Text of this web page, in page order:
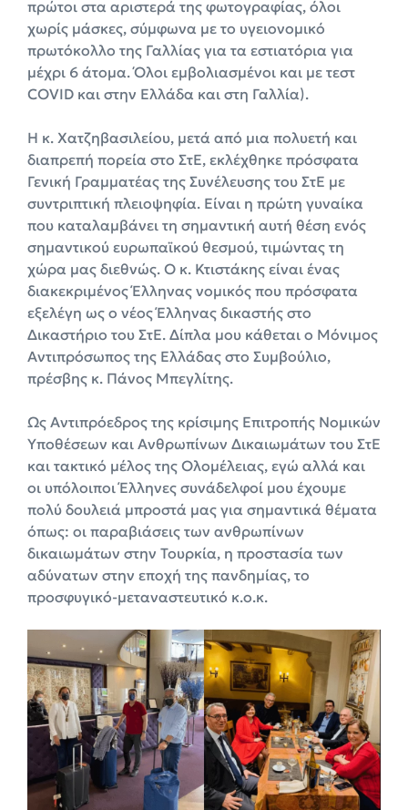
πρώτοι στα αριστερά της φωτογραφίας, όλοι
χωρίς μάσκες, σύμφωνα με το υγειονομικό
πρωτόκολλο της Γαλλίας για τα εστιατόρια για
μέχρι 6 άτομα. Όλοι εμβολιασμένοι και με τεστ
COVID και στην Ελλάδα και στη Γαλλία).
Η κ. Χατζηβασιλείου, μετά από μια πολυετή και
διαπρεπή πορεία στο ΣτΕ, εκλέχθηκε πρόσφατα
Γενική Γραμματέας της Συνέλευσης του ΣτΕ με
συντριπτική πλειοψηφία. Είναι η πρώτη γυναίκα
που καταλαμβάνει τη σημαντική αυτή θέση ενός
σημαντικού ευρωπαϊκού θεσμού, τιμώντας τη
χώρα μας διεθνώς. Ο κ. Κτιστάκης είναι ένας
διακεκριμένος Έλληνας νομικός που πρόσφατα
εξελέγη ως ο νέος Έλληνας δικαστής στο
Δικαστήριο του ΣτΕ. Δίπλα μου κάθεται ο Μόνιμος
Αντιπρόσωπος της Ελλάδας στο Συμβούλιο,
πρέσβης κ. Πάνος Μπεγλίτης.
Ως Αντιπρόεδρος της κρίσιμης Επιτροπής Νομικών
Υποθέσεων και Ανθρωπίνων Δικαιωμάτων του ΣτΕ
και τακτικό μέλος της Ολομέλειας, εγώ αλλά και
οι υπόλοιποι Έλληνες συνάδελφοί μου έχουμε
πολύ δουλειά μπροστά μας για σημαντικά θέματα
όπως: οι παραβιάσεις των ανθρωπίνων
δικαιωμάτων στην Τουρκία, η προστασία των
αδύνατων στην εποχή της πανδημίας, το
προσφυγικό-μεταναστευτικό κ.ο.κ.